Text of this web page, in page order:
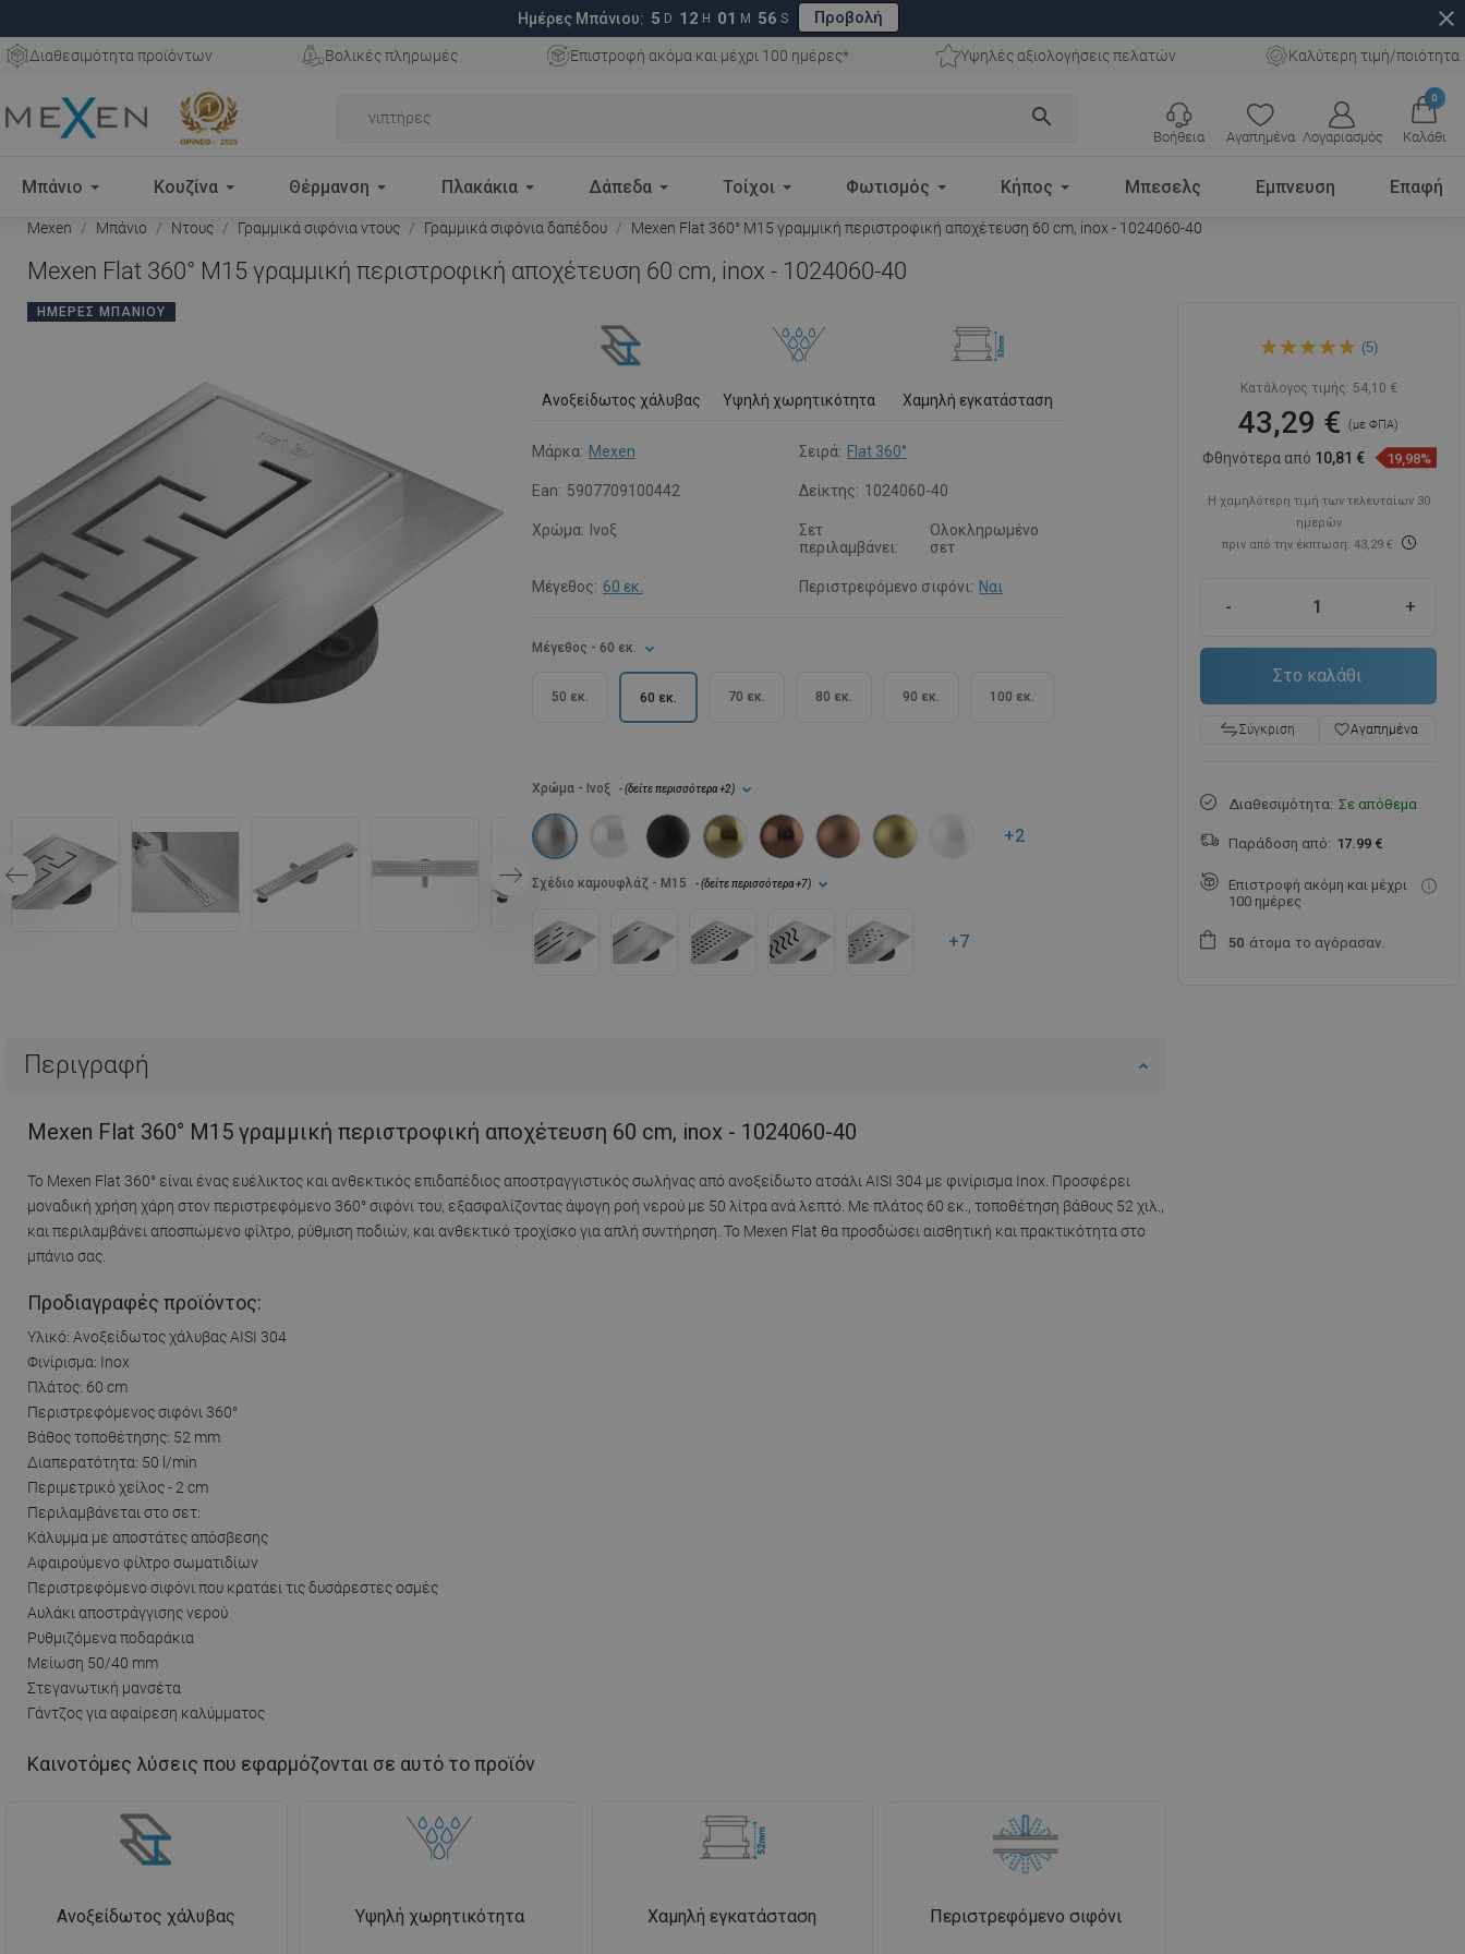
Ημέρες Μπάνιου: 5 D 12 H 01 M 55 S Προβολή close
Διαθεσιμότητα προϊόντων Βολικές πληρωμές Επιστροφή ακόμα και μέχρι 100 ημέρες* Υψηλές αξιολογήσεις πελατών Καλύτερη τιμή/ποιότητα
search
Αγαπημένα Λογαριασμός
0
Καλάθι
Βοήθεια
Μπάνιο Κουζίνα Θέρμανση Πλακάκια Δάπεδα Τοίχοι Φωτισμός Κήπος Μπεσελς Εμπνευση Επαφή
Mexen Μπάνιο Ντους Γραμμικά σιφόνια ντους Γραμμικά σιφόνια δαπέδου Mexen Flat 360° M15 γραμμική περιστροφική αποχέτευση 60 cm, inox - 1024060-40
Mexen Flat 360° M15 γραμμική περιστροφική αποχέτευση 60 cm, inox - 1024060-40
ΗΜΈΡΕΣ ΜΠΆΝΙΟΥ
Ανοξείδωτος χάλυβας Υψηλή χωρητικότητα Χαμηλή εγκατάσταση
Μάρκα: Mexen Σειρά: Flat 360°
Ean: 5907709100442 Δείκτης: 1024060-40
Χρώμα: Ινοξ
Σετ
περιλαμβάνει:
Ολοκληρωμένο
σετ
Μέγεθος: 60 εκ. Περιστρεφόμενο σιφόνι: Ναι
Μέγεθος - 60 εκ.
50 εκ. 60 εκ. 70 εκ. 80 εκ. 90 εκ. 100 εκ.
Χρώμα - Ινοξ - (δείτε περισσότερα+2)
+2
Σχέδιο καμουφλάζ - M15 - (δείτε περισσότερα+7)
+7
Περιγραφή
Mexen Flat 360° M15 γραμμική περιστροφική αποχέτευση 60 cm, inox - 1024060-40
Το Mexen Flat 360° είναι ένας ευέλικτος και ανθεκτικός επιδαπέδιος αποστραγγιστικός σωλήνας από ανοξείδωτο ατσάλι AISI 304 με φινίρισμα Inox. Προσφέρει
μοναδική χρήση χάρη στον περιστρεφόμενο 360° σιφόνι του, εξασφαλίζοντας άψογη ροή νερού με 50 λίτρα ανά λεπτό. Με πλάτος 60 εκ., τοποθέτηση βάθους 52 χιλ.,
και περιλαμβάνει αποσπώμενο φίλτρο, ρύθμιση ποδιών, και ανθεκτικό τροχίσκο για απλή συντήρηση. Το Mexen Flat θα προσδώσει αισθητική και πρακτικότητα στο
μπάνιο σας.
Προδιαγραφές προϊόντος:
Υλικό: Ανοξείδωτος χάλυβας AISI 304
Φινίρισμα: Inox
Πλάτος: 60 cm
Περιστρεφόμενος σιφόνι 360°
Βάθος τοποθέτησης: 52 mm
Διαπερατότητα: 50 l/min
Περιμετρικό χείλος - 2 cm
Περιλαμβάνεται στο σετ:
Κάλυμμα με αποστάτες απόσβεσης
Αφαιρούμενο φίλτρο σωματιδίων
Περιστρεφόμενο σιφόνι που κρατάει τις δυσάρεστες οσμές
Αυλάκι αποστράγγισης νερού
Ρυθμιζόμενα ποδαράκια
Μείωση 50/40 mm
Στεγανωτική μανσέτα
Γάντζος για αφαίρεση καλύμματος
Καινοτόμες λύσεις που εφαρμόζονται σε αυτό το προϊόν
Ανοξείδωτος χάλυβας Υψηλή χωρητικότητα Χαμηλή εγκατάσταση Περιστρεφόμενο σιφόνι
γραμμική περιστροφική
1024060-40
(5)
Κατάλογος τιμής: 54,10 €
43,29 €(με ΦΠΑ)
Φθηνότερα από 10,81 € 19,98%
Η χαμηλότερη τιμή των τελευταίων 30
ημερών
πριν από την έκπτωση: 43,29 €
- +
Στο καλάθι
Σύγκριση favorite_borderΑγαπημένα
Διαθεσιμότητα: Σε απόθεμα
Παράδοση από: 17.99 €
Επιστροφή ακόμη και μέχρι
100 ημέρες
50 άτομα το αγόρασαν.